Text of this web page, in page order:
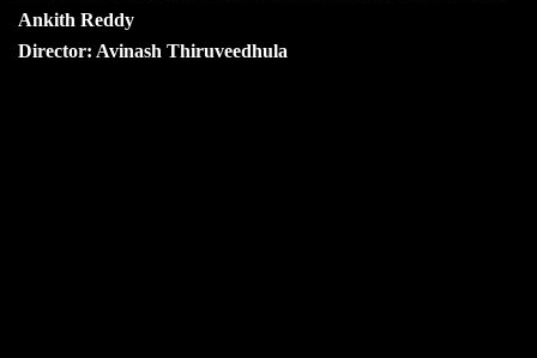
Ankith Reddy
Director: Avinash Thiruveedhula